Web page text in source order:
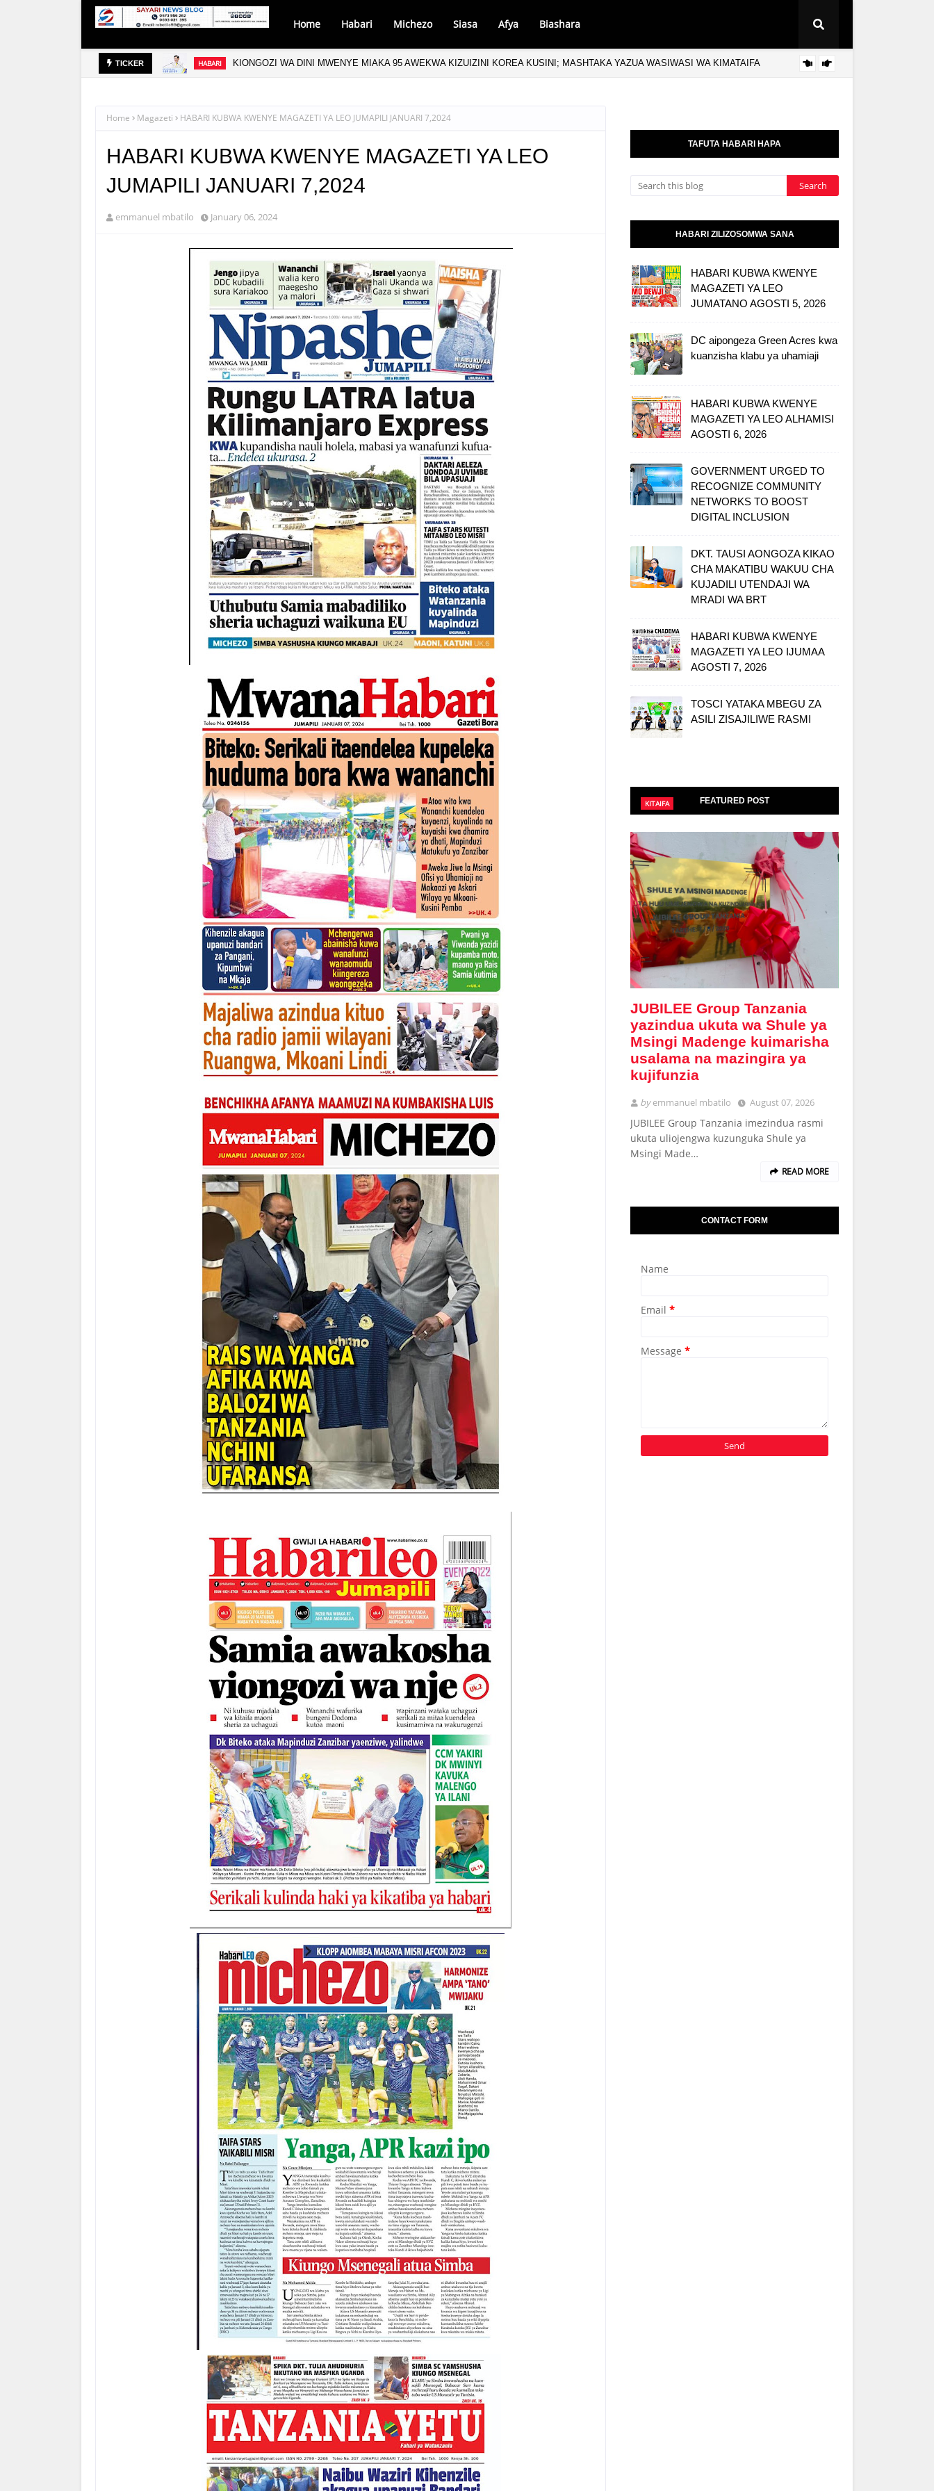
Home Habari Michezo Siasa Afya Biashara
TICKER HABARI KIONGOZI WA DINI MWENYE MIAKA 95 AWEKWA KIZUIZINI KOREA KUSINI; MASHTAKA YAZUA WASIWASI WA KIMATAIFA
Home Magazeti HABARI KUBWA KWENYE MAGAZETI YA LEO JUMAPILI JANUARI 7,2024
HABARI KUBWA KWENYE MAGAZETI YA LEO
JUMAPILI JANUARI 7,2024
emmanuel mbatilo January 06, 2024
TAFUTA HABARI HAPA
HABARI ZILIZOSOMWA SANA
HABARI KUBWA KWENYE
MAGAZETI YA LEO
JUMATANO AGOSTI 5, 2026
DC aipongeza Green Acres kwa
kuanzisha klabu ya uhamiaji
HABARI KUBWA KWENYE
MAGAZETI YA LEO ALHAMISI
AGOSTI 6, 2026
GOVERNMENT URGED TO
RECOGNIZE COMMUNITY
NETWORKS TO BOOST
DIGITAL INCLUSION
DKT. TAUSI AONGOZA KIKAO
CHA MAKATIBU WAKUU CHA
KUJADILI UTENDAJI WA
MRADI WA BRT
HABARI KUBWA KWENYE
MAGAZETI YA LEO IJUMAA
AGOSTI 7, 2026
TOSCI YATAKA MBEGU ZA
ASILI ZISAJILIWE RASMI
FEATURED POST
KITAIFA
JUBILEE Group Tanzania
yazindua ukuta wa Shule ya
Msingi Madenge kuimarisha
usalama na mazingira ya
kujifunzia
byemmanuel mbatilo August 07, 2026
JUBILEE Group Tanzania imezindua rasmi
ukuta uliojengwa kuzunguka Shule ya
Msingi Made…
READ MORE
CONTACT FORM
Name
Email *
Message *